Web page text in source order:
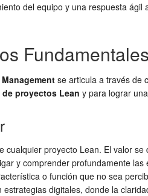
del equipo y una respuesta
se articula a través de
proyectos Lean y para lograr
cualquier proyecto Lean. El valor
y comprender profundamente
o función que no sea
digitales, donde la